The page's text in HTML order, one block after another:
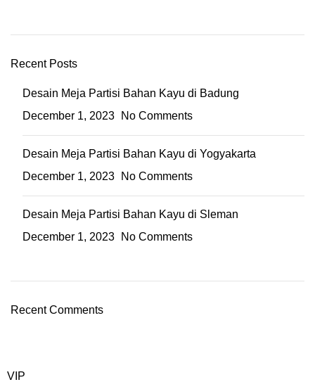
Recent Posts
Desain Meja Partisi Bahan Kayu di Badung
December 1, 2023
No Comments
Desain Meja Partisi Bahan Kayu di Yogyakarta
December 1, 2023
No Comments
Desain Meja Partisi Bahan Kayu di Sleman
December 1, 2023
No Comments
Recent Comments
VIP